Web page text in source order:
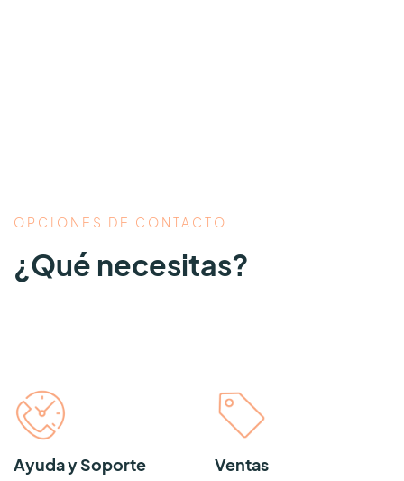
OPCIONES DE CONTACTO
¿Qué necesitas?
Ayuda y Soporte Ventas